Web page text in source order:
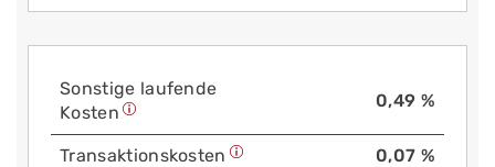
Sonstige laufende
Kosten
0,49 %
Trans­aktions­kosten 0,07 %